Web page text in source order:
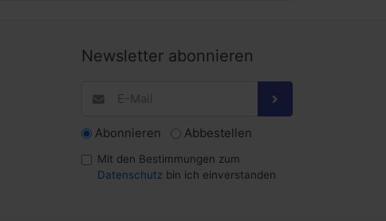
Newsletter abonnieren
Abonnieren Abbestellen
Mit den Bestimmungen zum
Datenschutz bin ich einverstanden